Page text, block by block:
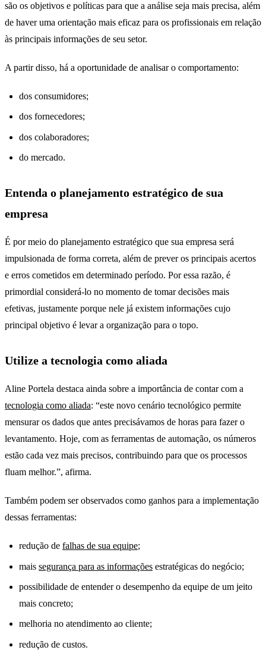
são os objetivos e políticas para que a análise seja mais precisa, além
de haver uma orientação mais eficaz para os profissionais em relação
às principais informações de seu setor.
A partir disso, há a oportunidade de analisar o comportamento:
dos consumidores;
dos fornecedores;
dos colaboradores;
do mercado.
Entenda o planejamento estratégico de sua
empresa
É por meio do planejamento estratégico que sua empresa será
impulsionada de forma correta, além de prever os principais acertos
e erros cometidos em determinado período. Por essa razão, é
primordial considerá-lo no momento de tomar decisões mais
efetivas, justamente porque nele já existem informações cujo
principal objetivo é levar a organização para o topo.
Utilize a tecnologia como aliada
Aline Portela destaca ainda sobre a importância de contar com a
tecnologia como aliada: “este novo cenário tecnológico permite
mensurar os dados que antes precisávamos de horas para fazer o
levantamento. Hoje, com as ferramentas de automação, os números
estão cada vez mais precisos, contribuindo para que os processos
fluam melhor.”, afirma.
Também podem ser observados como ganhos para a implementação
dessas ferramentas:
redução de falhas de sua equipe;
mais segurança para as informações estratégicas do negócio;
possibilidade de entender o desempenho da equipe de um jeito
mais concreto;
melhoria no atendimento ao cliente;
redução de custos.